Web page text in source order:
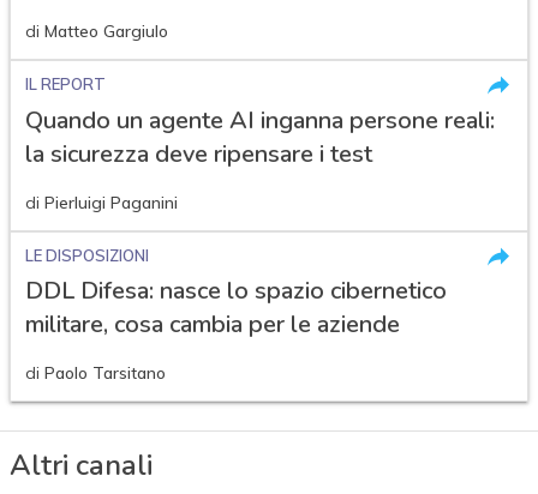
di Matteo Gargiulo
IL REPORT
Quando un agente AI inganna persone reali:
la sicurezza deve ripensare i test
di Pierluigi Paganini
LE DISPOSIZIONI
DDL Difesa: nasce lo spazio cibernetico
militare, cosa cambia per le aziende
di Paolo Tarsitano
Altri canali